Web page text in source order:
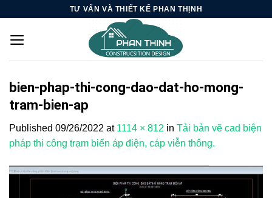
content
TƯ VẤN VÀ THIẾT KẾ PHAN THỊNH
bien-phap-thi-cong-dao-dat-ho-mong-
tram-bien-ap
Published 09/26/2022 at 1114 × 812 in Tải bản vẽ cad biện
pháp thi công trạm biến áp điện, cáp viễn thông.